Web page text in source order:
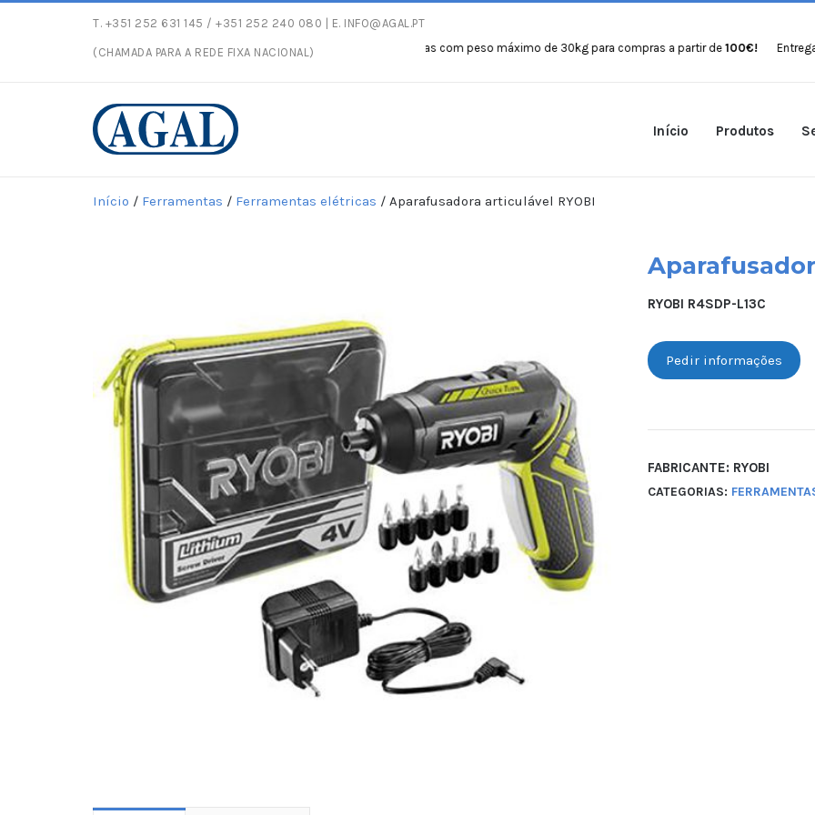
T. +351 252 631 145 / +351 252 240 080 | E. INFO@AGAL.PT
(CHAMADA PARA A REDE FIXA NACIONAL)Entregas gratuitas com peso máximo de 30kg para compras a partir de100€! Entregas
Início Produtos
Início / Ferramentas / Ferramentas elétricas / Aparafusadora articulável RYOBI
RYOBI R4SDP-L13C
Pedir informações
FABRICANTE: RYOBI
CATEGORIAS: